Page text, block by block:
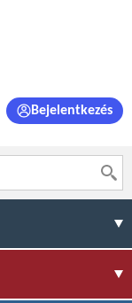
Bejelentkezés